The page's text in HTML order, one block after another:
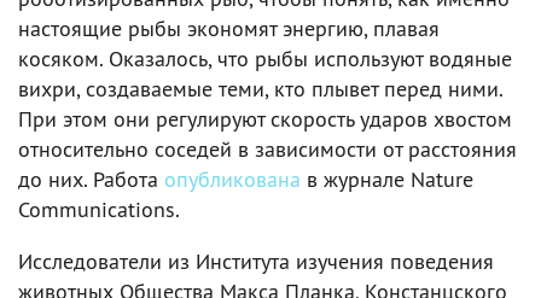
настоящие рыбы экономят энергию, плавая
косяком. Оказалось, что рыбы используют водяные
вихри, создаваемые теми, кто плывет перед ними.
При этом они регулируют скорость ударов хвостом
относительно соседей в зависимости от расстояния
до них. Работа опубликована в журнале Nature
Communications.
Исследователи из Института изучения поведения
животных Общества Макса Планка, Констанцского